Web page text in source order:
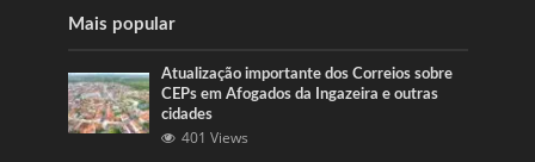
Mais popular
Atualização importante dos Correios sobre
CEPs em Afogados da Ingazeira e outras
cidades
401 Views